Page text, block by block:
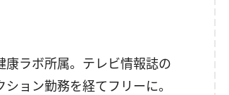
康ラボ所属。テレビ情報誌の
ョン勤務を経てフリーに。